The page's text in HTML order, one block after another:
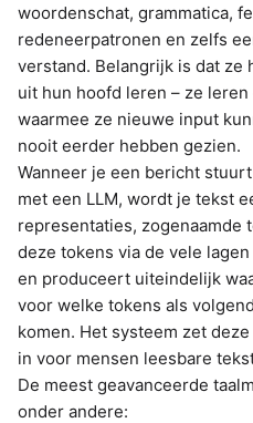
woordenschat, grammatica,
redeneerpatronen en zelfs
verstand. Belangrijk is dat ze
uit hun hoofd leren – ze
waarmee ze nieuwe input
nooit eerder hebben gezien.
Wanneer je een bericht
met een LLM, wordt je tekst
representaties, zogenaamde
deze tokens via de vele
en produceert uiteindelijk
voor welke tokens als
komen. Het systeem zet
in voor mensen leesbare
De meest geavanceerde
onder andere: